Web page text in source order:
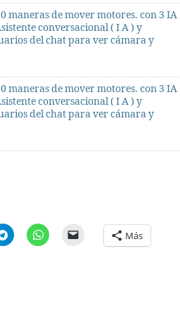
maneras de mover motores. con 3 IA
conversacional ( I A ) y
del chat para ver cámara y
maneras de mover motores. con 3 IA
conversacional ( I A ) y
del chat para ver cámara y
Más